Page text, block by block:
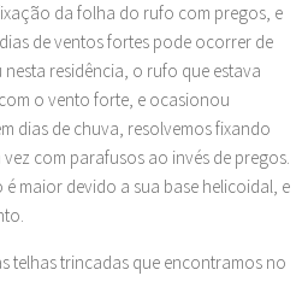
da folha do rufo com pregos, e
de ventos fortes pode ocorrer de
residência, o rufo que estava
o vento forte, e ocasionou
dias de chuva, resolvemos fixando
com parafusos ao invés de pregos.
maior devido a sua base helicoidal, e
telhas trincadas que encontramos no